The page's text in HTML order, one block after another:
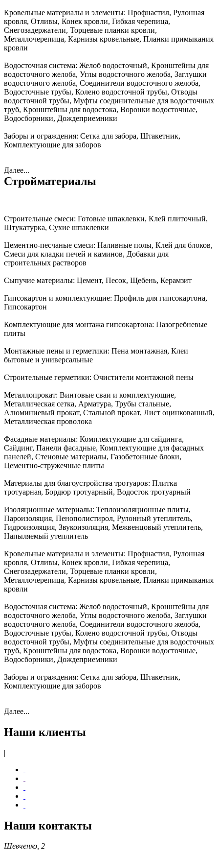
Кровельные материалы и элементы: Профнастил, Рулонная
кровля, Отливы, Конек кровли, Гибкая черепица,
Снегозадержатели, Торцевые планки кровли,
Металлочерепица, Карнизы кровельные, Планки примыкания
кровли
Водосточная система: Желоб водосточный, Кронштейны для
водосточного желоба, Углы водосточного желоба, Заглушки
водосточного желоба, Соединители водосточного желоба,
Водосточные трубы, Колено водосточной трубы, Отводы
водосточной трубы, Муфты соединительные для водосточных
труб, Кронштейны для водостока, Воронки водосточные,
Водосборники, Дождеприемники
Заборы и ограждения: Сетка для забора, Штакетник,
Комплектующие для заборов
Далее...
Стройматериалы
Строительные смеси: Готовые шпаклевки, Клей плиточный,
Штукатурка, Сухие шпаклевки
Цементно-песчаные смеси: Наливные полы, Клей для блоков,
Смеси для кладки печей и каминов, Добавки для
строительных растворов
Сыпучие материалы: Цемент, Песок, Щебень, Керамзит
Гипсокартон и комплектующие: Профиль для гипсокартона,
Гипсокартон
Комплектующие для монтажа гипсокартона: Пазогребневые
плиты
Монтажные пены и герметики: Пена монтажная, Клеи
бытовые и универсальные
Строительные герметики: Очистители монтажной пены
Металлопрокат: Винтовые сваи и комплектующие,
Металлическая сетка, Арматура, Трубы стальные,
Алюминиевый прокат, Стальной прокат, Лист оцинкованный,
Металлическая проволока
Фасадные материалы: Комплектующие для сайдинга,
Сайдинг, Панели фасадные, Комплектующие для фасадных
панелей, Стеновые материалы, Газобетонные блоки,
Цементно-стружечные плиты
Материалы для благоустройства тротуаров: Плитка
тротуарная, Бордюр тротуарный, Водосток тротуарный
Изоляционные материалы: Теплоизоляционные плиты,
Пароизоляция, Пенополистирол, Рулонный утеплитель,
Гидроизоляция, Звукоизоляция, Межвенцовый утеплитель,
Напыляемый утеплитель
Кровельные материалы и элементы: Профнастил, Рулонная
кровля, Отливы, Конек кровли, Гибкая черепица,
Снегозадержатели, Торцевые планки кровли,
Металлочерепица, Карнизы кровельные, Планки примыкания
кровли
Водосточная система: Желоб водосточный, Кронштейны для
водосточного желоба, Углы водосточного желоба, Заглушки
водосточного желоба, Соединители водосточного желоба,
Водосточные трубы, Колено водосточной трубы, Отводы
водосточной трубы, Муфты соединительные для водосточных
труб, Кронштейны для водостока, Воронки водосточные,
Водосборники, Дождеприемники
Заборы и ограждения: Сетка для забора, Штакетник,
Комплектующие для заборов
Далее...
Наши клиенты
|
Наши контакты
Шевченко, 2